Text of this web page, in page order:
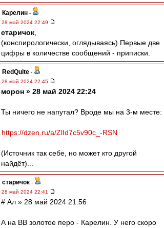
Карелин -
28 май 2024 22:49
старичок
(конспирологически, оглядываясь) Первые две
цифры в количестве сообщений - приписки.
RedQuite -
28 май 2024 22:45
морон » 28 май 2024 22:24
Ты ничего не напутал? Вроде мы на 3-м месте:
https://dzen.ru/a/ZlId7c5v90c_-RSN
(Источник так себе, но может кто другой
найдёт)...
старичок -
28 май 2024 22:41
# Ал » 28 май 2024 21:56
А на ВВ золотое перо - Карелин. У него скоро